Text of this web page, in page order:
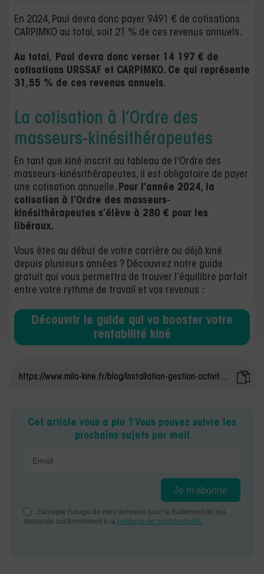
En 2024, Paul devra donc payer 9491 € de cotisations
CARPIMKO au total, soit 21 % de ces revenus annuels.
Au total, Paul devra donc verser 14 197 € de
cotisations URSSAF et CARPIMKO. Ce qui représente
31,55 % de ces revenus annuels.
La cotisation à l’Ordre des
masseurs-kinésithérapeutes
En tant que kiné inscrit au tableau de l’Ordre des
masseurs-kinésithérapeutes, il est obligatoire de payer
une cotisation annuelle. Pour l’année 2024, la
cotisation à l’Ordre des masseurs-
kinésithérapeutes s’élève à 280 € pour les
libéraux.
Vous êtes au début de votre carrière ou déjà kiné
depuis plusieurs années ? Découvrez notre guide
gratuit qui vous permettra de trouver l’équilibre parfait
entre votre rythme de travail et vos revenus :
Découvrir le guide qui va booster votre
rentabilité kiné
Cet article vous a plu ? Vous pouvez suivre les
prochains sujets par mail